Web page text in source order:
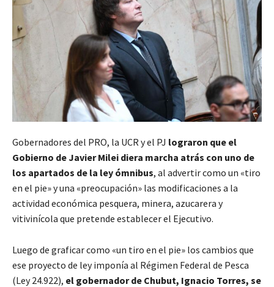
Gobernadores del PRO, la UCR y el PJ lograron que el
Gobierno de Javier Milei diera marcha atrás con uno de
los apartados de la ley ómnibus, al advertir como un «tiro
en el pie» y una «preocupación» las modificaciones a la
actividad económica pesquera, minera, azucarera y
vitivinícola que pretende establecer el Ejecutivo.
Luego de graficar como «un tiro en el pie» los cambios que
ese proyecto de ley imponía al Régimen Federal de Pesca
(Ley 24.922), el gobernador de Chubut, Ignacio Torres, se